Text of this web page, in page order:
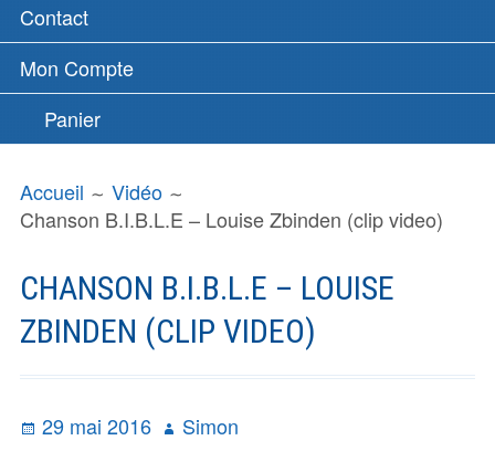
Contact
Mon Compte
Panier
D'ARIANE
Accueil
Vidéo
Chanson B.I.B.L.E – Louise Zbinden (clip video)
CHANSON B.I.B.L.E – LOUISE
ZBINDEN (CLIP VIDEO)
Publié
29 mai 2016 Auteur
Simon